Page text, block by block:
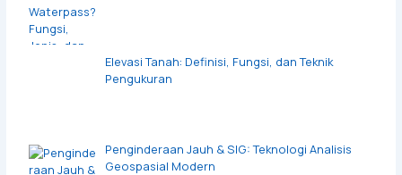
Elevasi Tanah: Definisi, Fungsi, dan Teknik
Pengukuran
Penginderaan Jauh & SIG: Teknologi Analisis
Geospasial Modern